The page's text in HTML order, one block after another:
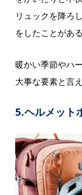
リュックを降ろ
をしたことがあ
暖かい季節やハ
大事な要素と言
5.ヘルメット